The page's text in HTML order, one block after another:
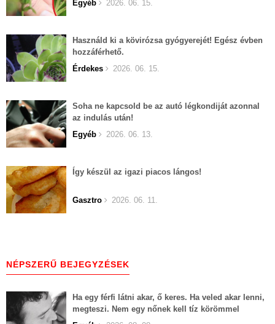
Egyéb 2026. 06. 15.
Használd ki a kövirózsa gyógyerejét! Egész évben
hozzáférhető.
Érdekes
2026. 06. 15.
Soha ne kapcsold be az autó légkondiját azonnal
az indulás után!
Egyéb
2026. 06. 13.
Így készül az igazi piacos lángos!
Gasztro 2026. 06. 11.
NÉPSZERŰ BEJEGYZÉSEK
Ha egy férfi látni akar, ő keres. Ha veled akar lenni,
megteszi. Nem egy nőnek kell tíz körömmel
belekapaszkodva mindent feláldozni.